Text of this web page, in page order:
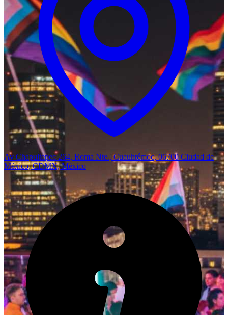
Av Chapultepec 264, Roma Nte., Cuauhtémoc, 06700 Ciudad de
México, CDMX, México